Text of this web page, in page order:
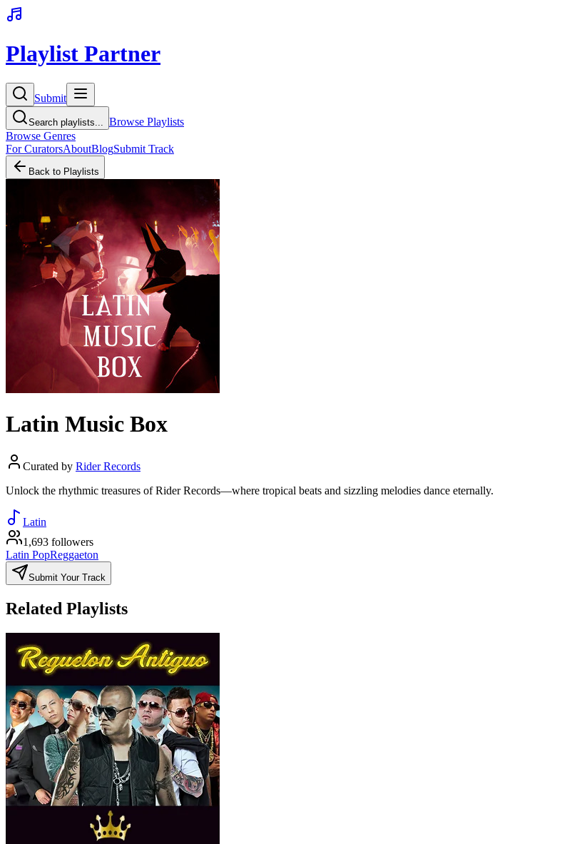
Playlist Partner
Submit
Search playlists...
Browse Playlists
Browse Genres
For CuratorsAboutBlogSubmit Track
Back to Playlists
Latin Music Box
Curated by Rider Records
Unlock the rhythmic treasures of Rider Records—where tropical beats and sizzling melodies dance eternally.
Latin
1,693 followers
Latin PopReggaeton
Submit Your Track
Related Playlists